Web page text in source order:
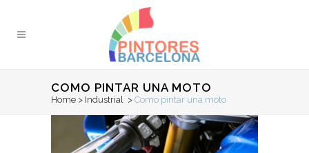
COMO PINTAR UNA MOTO
Home > Industrial > Como pintar una moto